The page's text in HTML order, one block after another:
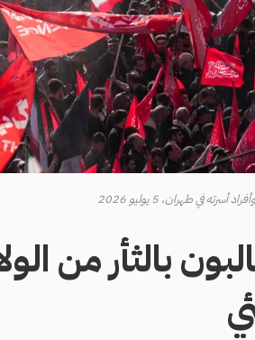
في طهران، 5 يوليو 2026
بالثأر من